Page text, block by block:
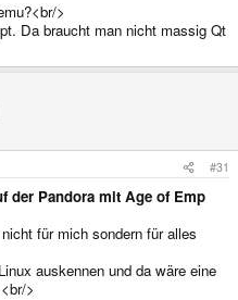
>
Da braucht man nicht massig Qt
#31
der Pandora mit Age of Emp
für mich sondern für alles
auskennen und da wäre eine
>